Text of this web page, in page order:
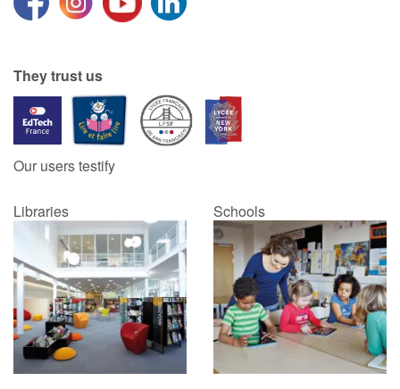
They trust us
Our users testify
Libraries Schools